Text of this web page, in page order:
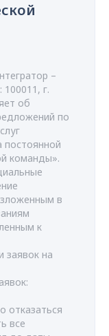
–
г.
об
по
постоянной
команды».
в
к
заявок на
отказаться
все